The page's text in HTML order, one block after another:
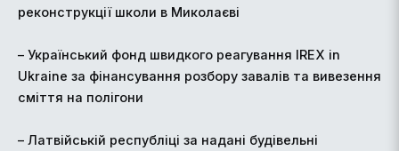
реконструкції школи в Миколаєві
– Український фонд швидкого реагування IREX in
Ukraine за фінансування розбору завалів та вивезення
сміття на полігони
– Латвійській республіці за надані будівельні